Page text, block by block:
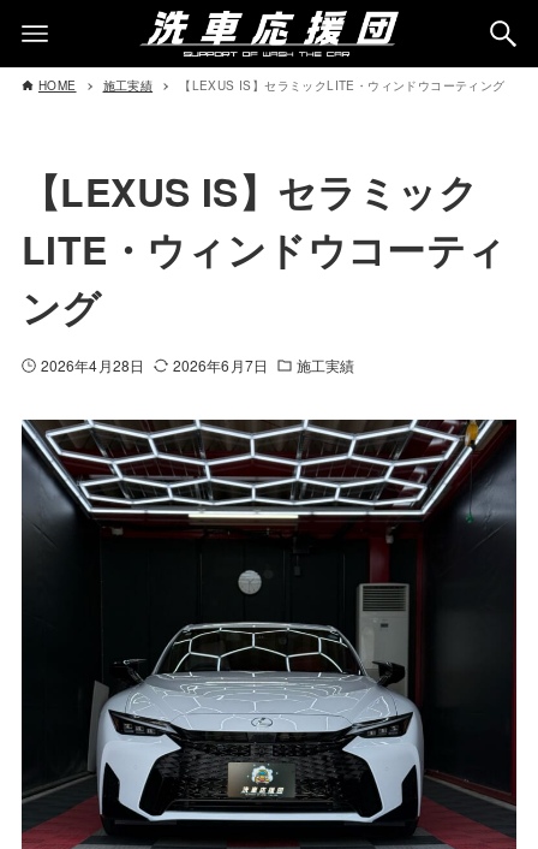
HOME 施工実績 【LEXUS IS】セラミックLITE・ウィンドウコーティング
【LEXUS IS】セラミック
LITE・ウィンドウコーティ
ング
2026年4月28日 2026年6月7日 施工実績